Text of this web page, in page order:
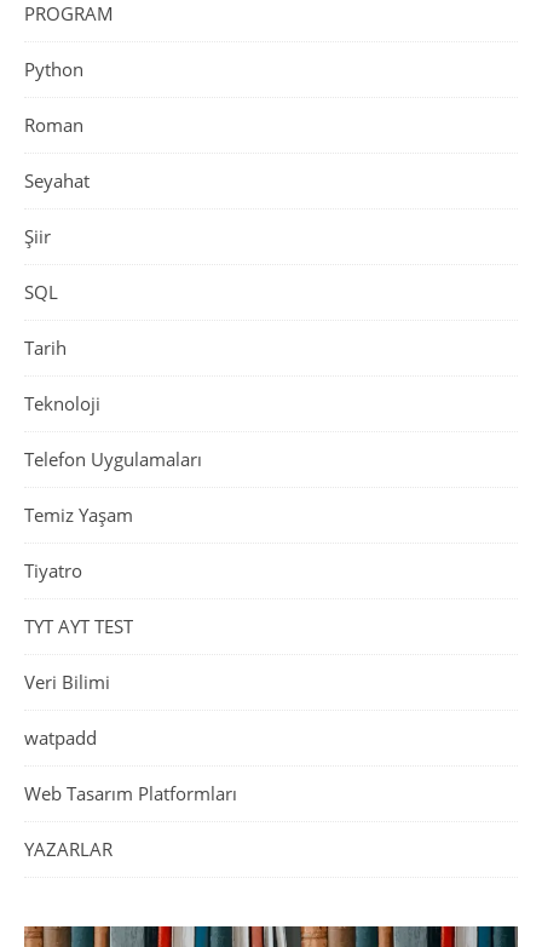
PROGRAM
Python
Roman
Seyahat
Şiir
SQL
Tarih
Teknoloji
Telefon Uygulamaları
Temiz Yaşam
Tiyatro
TYT AYT TEST
Veri Bilimi
watpadd
Web Tasarım Platformları
YAZARLAR